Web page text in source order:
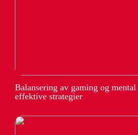
Balansering av gaming og mental
effektive strategier